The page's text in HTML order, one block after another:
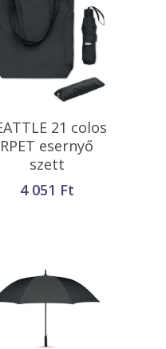
Opciók Választása
21 colos
RPET esernyő
szett
4 051 Ft